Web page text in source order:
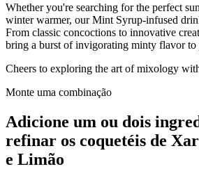
Whether you're searching for the perfect
winter warmer, our Mint Syrup-infused
From classic concoctions to innovative
bring a burst of invigorating minty flavor to
Cheers to exploring the art of mixology
Monte uma combinação
Adicione um ou dois
refinar os coquetéis de
e Limão